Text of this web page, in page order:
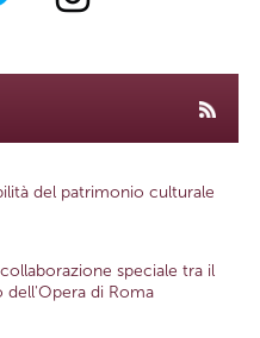
del patrimonio culturale
speciale tra il
dell'Opera di Roma